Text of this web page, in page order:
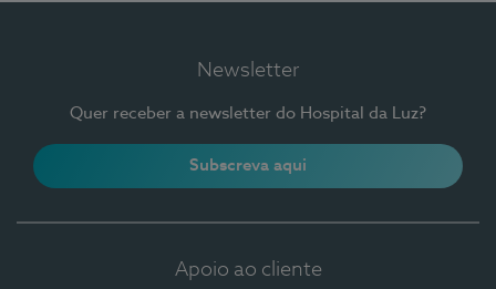
Newsletter
Quer receber a newsletter do Hospital da Luz?
Subscreva aqui
Apoio ao cliente